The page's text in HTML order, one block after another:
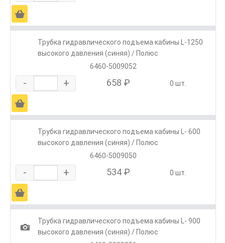
Ä
Трубка гидравлического подъема кабины L-1250
высокого давления (синяя) / Полюс
6460-5009052
- + 658 ₽ 0 шт.
Ä
Трубка гидравлического подъема кабины L- 600
высокого давления (синяя) / Полюс
6460-5009050
- + 534 ₽ 0 шт.
Ä
1
Трубка гидравлического подъема кабины L- 900
высокого давления (синяя) / Полюс